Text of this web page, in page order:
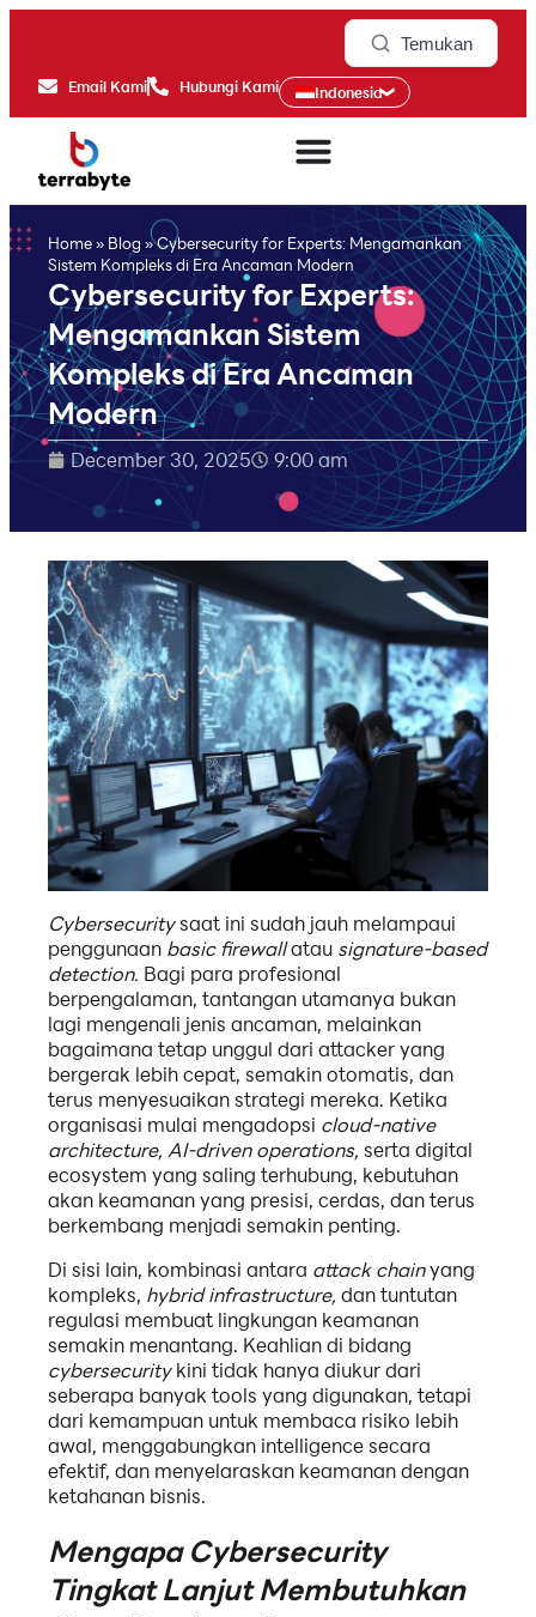
Temukan
Email Kami Hubungi Kami Indonesia
Home» Blog »Cybersecurity for Experts: Mengamankan
Sistem Kompleks di Era Ancaman Modern
Cybersecurity for Experts:
Mengamankan Sistem
Kompleks di Era Ancaman
Modern
December 30, 2025 9:00 am
Cybersecuritysaat ini sudah jauh melampaui
penggunaan basic firewallatau signature-based
detection. Bagi para profesional
berpengalaman, tantangan utamanya bukan
lagi mengenali jenis ancaman, melainkan
bagaimana tetap unggul dari attacker yang
bergerak lebih cepat, semakin otomatis, dan
terus menyesuaikan strategi mereka. Ketika
organisasi mulai mengadopsi cloud-native
architecture, AI-driven operations, serta digital
ecosystem yang saling terhubung, kebutuhan
akan keamanan yang presisi, cerdas, dan terus
berkembang menjadi semakin penting.
Di sisi lain, kombinasi antara attack chainyang
kompleks, hybrid infrastructure, dan tuntutan
regulasi membuat lingkungan keamanan
semakin menantang. Keahlian di bidang
cybersecuritykini tidak hanya diukur dari
seberapa banyak tools yang digunakan, tetapi
dari kemampuan untuk membaca risiko lebih
awal, menggabungkan intelligence secara
efektif, dan menyelaraskan keamanan dengan
ketahanan bisnis.
Mengapa Cybersecurity
Tingkat Lanjut Membutuhkan